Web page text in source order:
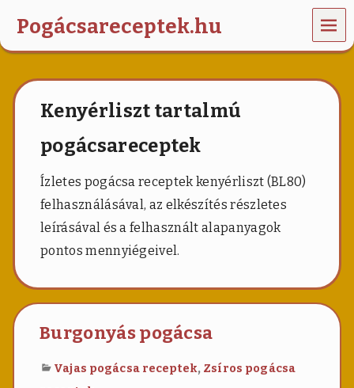
Pogácsareceptek.hu
p
j
MEN
Ü
Kenyérliszt tartalmú
pogácsareceptek
Ízletes pogácsa receptek kenyérliszt (BL80)
felhasználásával, az elkészítés részletes
leírásával és a felhasznált alapanyagok
pontos mennyiégeivel.
Burgonyás pogácsa
Vajas pogácsa receptek, Zsíros pogácsa